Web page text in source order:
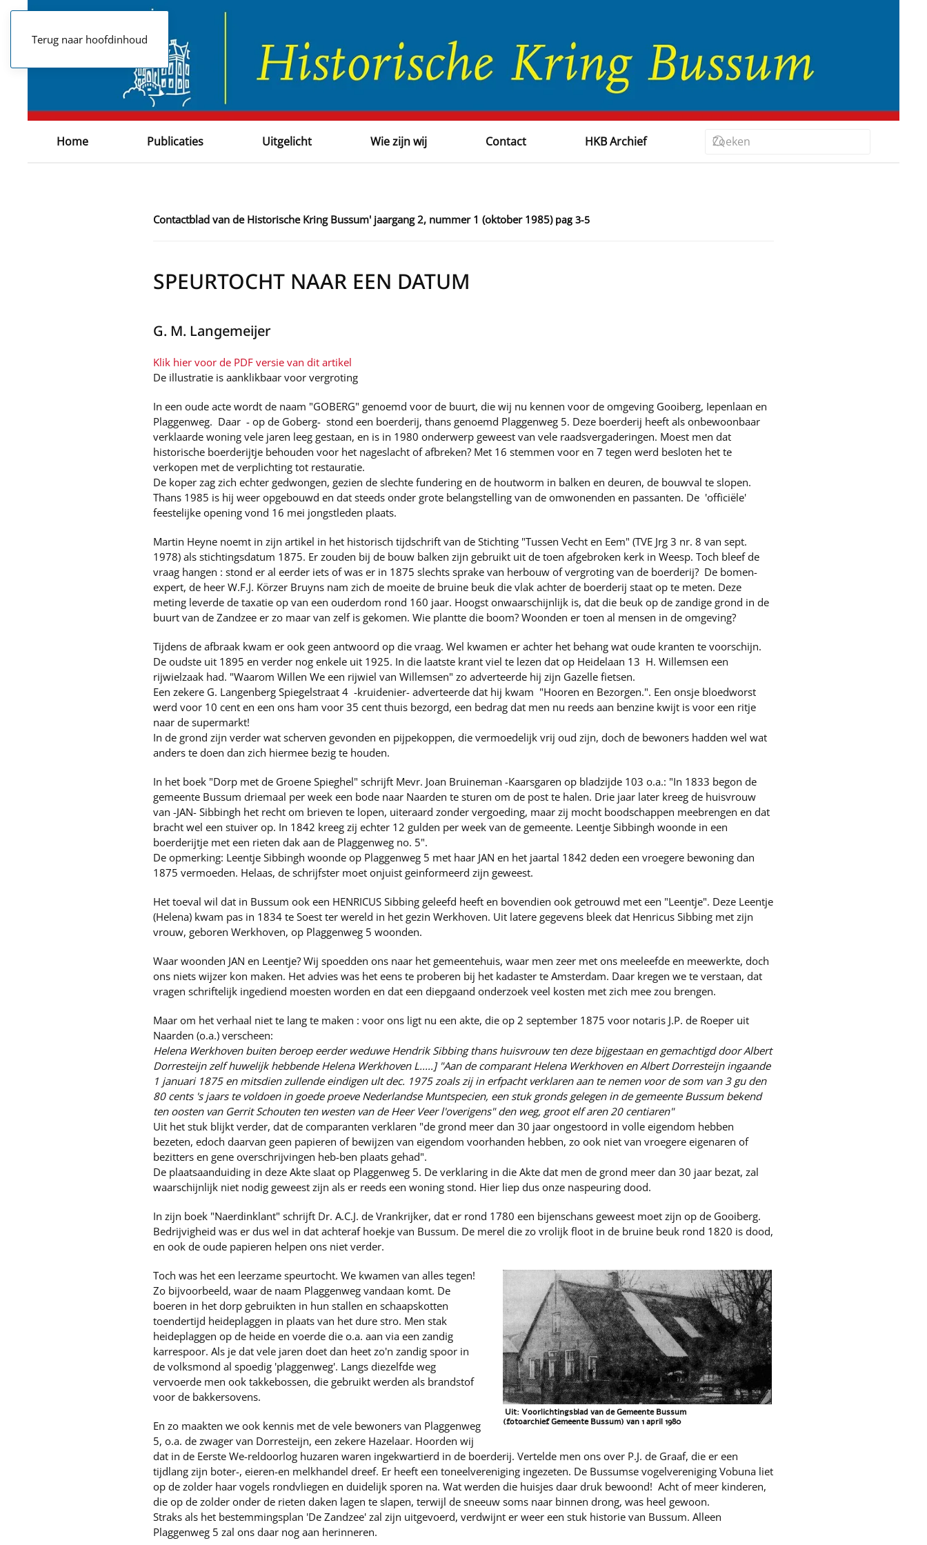
Terug naar hoofdinhoud
Home Publicaties Uitgelicht Wie zijn wij Contact HKB Archief
Contactblad van de Historische Kring Bussum' jaargang 2, nummer 1 (oktober 1985) pag 3-5
SPEURTOCHT NAAR EEN DATUM
G. M. Langemeijer
Klik hier voor de PDF versie van dit artikel
De illustratie is aanklikbaar voor vergroting
In een oude acte wordt de naam "GOBERG" genoemd voor de buurt, die wij nu kennen voor de omgeving Gooiberg, Iepenlaan en
Plaggenweg. Daar - op de Goberg- stond een boerderij, thans genoemd Plaggenweg 5. Deze boerderij heeft als onbewoonbaar
verklaarde woning vele jaren leeg gestaan, en is in 1980 onderwerp geweest van vele raadsvergaderingen. Moest men dat
historische boerderijtje behouden voor het nageslacht of afbreken? Met 16 stemmen voor en 7 tegen werd besloten het te
verkopen met de verplichting tot restauratie.
De koper zag zich echter gedwongen, gezien de slechte fundering en de houtworm in balken en deuren, de bouwval te slopen.
Thans 1985 is hij weer opgebouwd en dat steeds onder grote belangstelling van de omwonenden en passanten. De 'officiële'
feestelijke opening vond 16 mei jongstleden plaats.
Martin Heyne noemt in zijn artikel in het historisch tijdschrift van de Stichting "Tussen Vecht en Eem" (TVE Jrg 3 nr. 8 van sept.
1978) als stichtingsdatum 1875. Er zouden bij de bouw balken zijn gebruikt uit de toen afgebroken kerk in Weesp. Toch bleef de
vraag hangen : stond er al eerder iets of was er in 1875 slechts sprake van herbouw of vergroting van de boerderij? De bomen-
expert, de heer W.F.J. Körzer Bruyns nam zich de moeite de bruine beuk die vlak achter de boerderij staat op te meten. Deze
meting leverde de taxatie op van een ouderdom rond 160 jaar. Hoogst onwaarschijnlijk is, dat die beuk op de zandige grond in de
buurt van de Zandzee er zo maar van zelf is gekomen. Wie plantte die boom? Woonden er toen al mensen in de omgeving?
Tijdens de afbraak kwam er ook geen antwoord op die vraag. Wel kwamen er achter het behang wat oude kranten te voorschijn.
De oudste uit 1895 en verder nog enkele uit 1925. In die laatste krant viel te lezen dat op Heidelaan 13 H. Willemsen een
rijwielzaak had. "Waarom Willen We een rijwiel van Willemsen" zo adverteerde hij zijn Gazelle fietsen.
Een zekere G. Langenberg Spiegelstraat 4 -kruidenier- adverteerde dat hij kwam "Hooren en Bezorgen.". Een onsje bloedworst
werd voor 10 cent en een ons ham voor 35 cent thuis bezorgd, een bedrag dat men nu reeds aan benzine kwijt is voor een ritje
naar de supermarkt!
In de grond zijn verder wat scherven gevonden en pijpekoppen, die vermoedelijk vrij oud zijn, doch de bewoners hadden wel wat
anders te doen dan zich hiermee bezig te houden.
In het boek "Dorp met de Groene Spieghel" schrijft Mevr. Joan Bruineman -Kaarsgaren op bladzijde 103 o.a.: "In 1833 begon de
gemeente Bussum driemaal per week een bode naar Naarden te sturen om de post te halen. Drie jaar later kreeg de huisvrouw
van -JAN- Sibbingh het recht om brieven te lopen, uiteraard zonder vergoeding, maar zij mocht boodschappen meebrengen en dat
bracht wel een stuiver op. In 1842 kreeg zij echter 12 gulden per week van de gemeente. Leentje Sibbingh woonde in een
boerderijtje met een rieten dak aan de Plaggenweg no. 5".
De opmerking: Leentje Sibbingh woonde op Plaggenweg 5 met haar JAN en het jaartal 1842 deden een vroegere bewoning dan
1875 vermoeden. Helaas, de schrijfster moet onjuist geinformeerd zijn geweest.
Het toeval wil dat in Bussum ook een HENRICUS Sibbing geleefd heeft en bovendien ook getrouwd met een "Leentje". Deze Leentje
(Helena) kwam pas in 1834 te Soest ter wereld in het gezin Werkhoven. Uit latere gegevens bleek dat Henricus Sibbing met zijn
vrouw, geboren Werkhoven, op Plaggenweg 5 woonden.
Waar woonden JAN en Leentje? Wij spoedden ons naar het gemeentehuis, waar men zeer met ons meeleefde en meewerkte, doch
ons niets wijzer kon maken. Het advies was het eens te proberen bij het kadaster te Amsterdam. Daar kregen we te verstaan, dat
vragen schriftelijk ingediend moesten worden en dat een diepgaand onderzoek veel kosten met zich mee zou brengen.
Maar om het verhaal niet te lang te maken : voor ons ligt nu een akte, die op 2 september 1875 voor notaris J.P. de Roeper uit
Naarden (o.a.) verscheen:
Helena Werkhoven buiten beroep eerder weduwe Hendrik Sibbing thans huisvrouw ten deze bijgestaan en gemachtigd door Albert
Dorresteijn zelf huwelijk hebbende Helena Werkhoven L.....] "Aan de comparant Helena Werkhoven en Albert Dorresteijn ingaande
1 januari 1875 en mitsdien zullende eindigen ult dec. 1975 zoals zij in erfpacht verklaren aan te nemen voor de som van 3 gu den
80 cents 's jaars te voldoen in goede proeve Nederlandse Muntspecien, een stuk gronds gelegen in de gemeente Bussum bekend
ten oosten van Gerrit Schouten ten westen van de Heer Veer l'overigens" den weg, groot elf aren 20 centiaren"
Uit het stuk blijkt verder, dat de comparanten verklaren "de grond meer dan 30 jaar ongestoord in volle eigendom hebben
bezeten, edoch daarvan geen papieren of bewijzen van eigendom voorhanden hebben, zo ook niet van vroegere eigenaren of
bezitters en gene overschrijvingen heb-ben plaats gehad".
De plaatsaanduiding in deze Akte slaat op Plaggenweg 5. De verklaring in die Akte dat men de grond meer dan 30 jaar bezat, zal
waarschijnlijk niet nodig geweest zijn als er reeds een woning stond. Hier liep dus onze naspeuring dood.
In zijn boek "Naerdinklant" schrijft Dr. A.C.J. de Vrankrijker, dat er rond 1780 een bijenschans geweest moet zijn op de Gooiberg.
Bedrijvigheid was er dus wel in dat achteraf hoekje van Bussum. De merel die zo vrolijk floot in de bruine beuk rond 1820 is dood,
en ook de oude papieren helpen ons niet verder.
Uit: Voorlichtingsblad van de Gemeente Bussum
(fotoarchief Gemeente Bussum) van 1 april 1980
Toch was het een leerzame speurtocht. We kwamen van alles tegen!
Zo bijvoorbeeld, waar de naam Plaggenweg vandaan komt. De
boeren in het dorp gebruikten in hun stallen en schaapskotten
toendertijd heideplaggen in plaats van het dure stro. Men stak
heideplaggen op de heide en voerde die o.a. aan via een zandig
karrespoor. Als je dat vele jaren doet dan heet zo'n zandig spoor in
de volksmond al spoedig 'plaggenweg'. Langs diezelfde weg
vervoerde men ook takkebossen, die gebruikt werden als brandstof
voor de bakkersovens.
En zo maakten we ook kennis met de vele bewoners van Plaggenweg
5, o.a. de zwager van Dorresteijn, een zekere Hazelaar. Hoorden wij
dat in de Eerste We-reldoorlog huzaren waren ingekwartierd in de boerderij. Vertelde men ons over P.J. de Graaf, die er een
tijdlang zijn boter-, eieren-en melkhandel dreef. Er heeft een toneelvereniging ingezeten. De Bussumse vogelvereniging Vobuna liet
op de zolder haar vogels rondvliegen en duidelijk sporen na. Wat werden die huisjes daar druk bewoond! Acht of meer kinderen,
die op de zolder onder de rieten daken lagen te slapen, terwijl de sneeuw soms naar binnen drong, was heel gewoon.
Straks als het bestemmingsplan 'De Zandzee' zal zijn uitgevoerd, verdwijnt er weer een stuk historie van Bussum. Alleen
Plaggenweg 5 zal ons daar nog aan herinneren.